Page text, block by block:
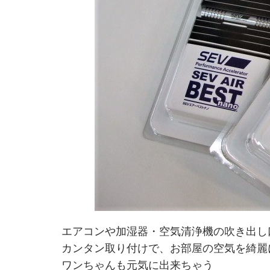
エアコンや加湿器・空気清浄機の吹き出
カンタン取り付けで、お部屋の空気を綺麗
ワンちゃんも元気に出来ちゃう